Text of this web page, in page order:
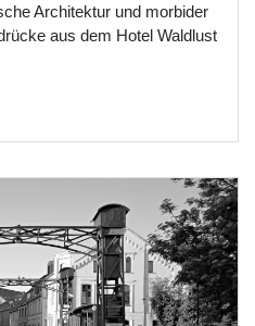
Architektur und morbider
aus dem Hotel Waldlust